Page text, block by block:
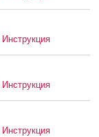
Инструкция
Инструкция
Инструкция